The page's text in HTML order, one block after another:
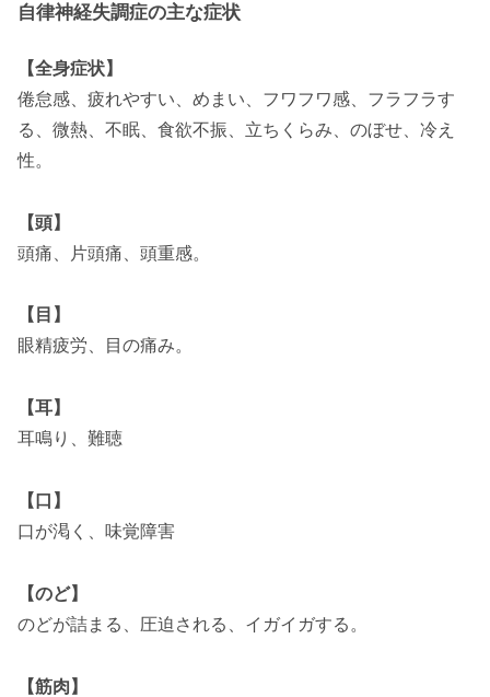
自律神経失調症の主な症状
【全身症状】
倦怠感、疲れやすい、めまい、フワフワ感、フラフラす
る、微熱、不眠、食欲不振、立ちくらみ、のぼせ、冷え
性。
【頭】
頭痛、片頭痛、頭重感。
【目】
眼精疲労、目の痛み。
【耳】
耳鳴り、難聴
【口】
口が渇く、味覚障害
【のど】
のどが詰まる、圧迫される、イガイガする。
【筋肉】